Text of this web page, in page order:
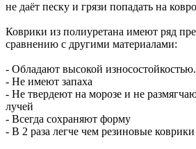
не даёт песку и грязи попадать на
Коврики из полиуретана имеют ряд
сравнению с другими материалами:
- Обладают высокой износостойкостью.
- Не имеют запаха
- Не твердеют на морозе и не
лучей
- Всегда сохраняют форму
- В 2 раза легче чем резиновые коврики